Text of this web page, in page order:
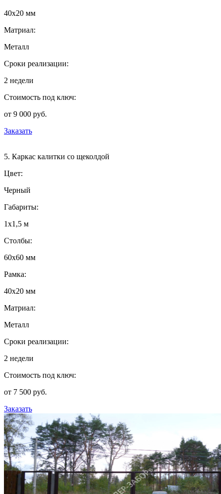
40х20 мм
Матриал:
Металл
Сроки реализации:
2 недели
Стоимость под ключ:
от 9 000 руб.
Заказать
5. Каркас калитки со щеколдой
Цвет:
Черный
Габариты:
1х1,5 м
Столбы:
60х60 мм
Рамка:
40х20 мм
Матриал:
Металл
Сроки реализации:
2 недели
Стоимость под ключ:
от 7 500 руб.
Заказать